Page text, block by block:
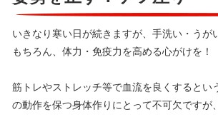
いきなり寒い日が続きますが、手洗い・うが
もちろん、体力・免疫力を高める心がけを！
筋トレやストレッチ等で血流を良くするとい
の動作を保つ身体作りにとって不可欠ですが、